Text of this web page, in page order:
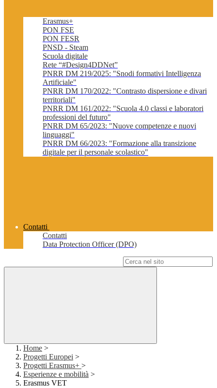
Erasmus+
PON FSE
PON FESR
PNSD - Steam
Scuola digitale
Rete “#Design4DDNet”
PNRR DM 219/2025: "Snodi formativi Intelligenza
Artificiale"
PNRR DM 170/2022: "Contrasto dispersione e divari
territoriali"
PNRR DM 161/2022: "Scuola 4.0 classi e laboratori
professioni del futuro"
PNRR DM 65/2023: "Nuove competenze e nuovi
linguaggi"
PNRR DM 66/2023: "Formazione alla transizione
digitale per il personale scolastico"
Contatti
Contatti
Data Protection Officer (DPO)
Home >
Progetti Europei >
Progetti Erasmus+ >
Esperienze e mobilità >
Erasmus VET